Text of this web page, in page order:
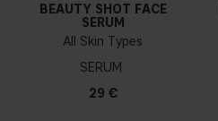
BEAUTY SHOT FACE
SERUM
All Skin Types
SERUM
29 €